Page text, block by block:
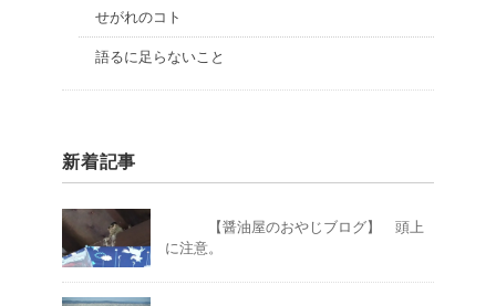
せがれのコト
語るに足らないこと
新着記事
【醤油屋のおやじブログ】 頭上
に注意。